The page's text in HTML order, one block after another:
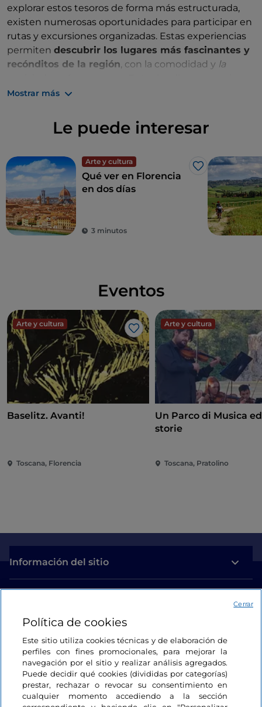
explorar estos tesoros de forma más estructurada,
existen numerosas oportunidades para participar en
rutas y excursiones organizadas. Estas experiencias
permiten descubrir los lugares más fascinantes y
recónditos de la región , con la comodidad y la
disponibles, My Tour in Italy destaca por ofrecer una
gastronomía local, admirar el arte renacentista o
perderse por los impresionantes paisajes de las
época, en definitiva, siempre hay algo único e
inolvidable que vivir en esta encantadora región.
Mostrar más
Le puede interesar
Arte y cultura
Me gusta
Qué ver en Florencia
en dos días
3 minutos
Eventos
Arte y cultura
Me gusta
Baselitz. Avanti!
Toscana, Florencia
Arte y cultura
Un Parco di Musica
storie
Toscana, Pratolino
Información del sitio
Acceso
Estamos en contacto
Política de cookies
Este sitio utiliza cookies técnicas y de elaboración de
perfiles con fines promocionales, para mejorar la
navegación por el sitio y realizar análisis agregados.
Puede decidir qué cookies (divididas por categorías)
prestar, rechazar o revocar su consentimiento en
cualquier momento accediendo a la sección
Cerrar